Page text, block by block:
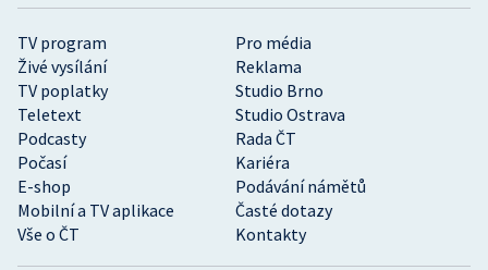
TV program
Pro média
Živé vysílání
Reklama
TV poplatky
Studio Brno
Teletext
Studio Ostrava
Podcasty
Rada ČT
Počasí
Kariéra
E-shop
Podávání námětů
Mobilní a TV aplikace
Časté dotazy
Vše o ČT
Kontakty